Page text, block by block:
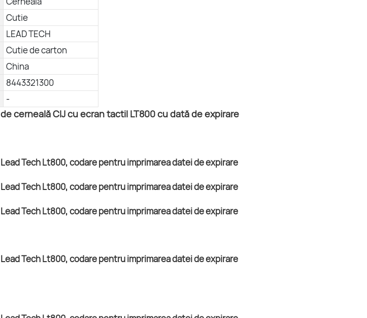
Cutie
LEAD TECH
Cutie de carton
China
8443321300
-
cerneală CIJ cu ecran tactil LT800 cu dată de expirare